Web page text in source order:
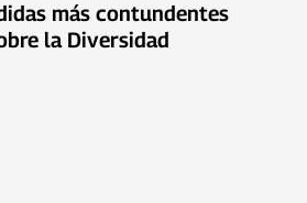
más contundentes
la Diversidad